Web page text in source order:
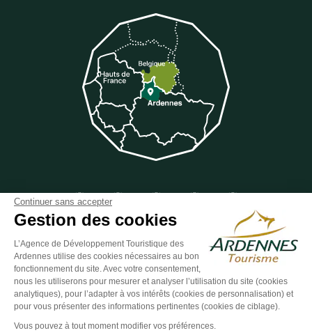
Suivez-nous sur Facebook
ESPACE GROUPES ESPACE PRESSE ESPACE PRO
Plan du site-Politique de confidentialité -Mentions légales -
Éditer mes cookies - Made with byIRIS Interactive
conditions d'utilisation de Google s'appliquent.
Continuer sans accepter
Gestion des cookies
L’Agence de Développement Touristique des
Ardennes utilise des cookies nécessaires au bon
fonctionnement du site. Avec votre consentement,
nous les utiliserons pour mesurer et analyser l’utilisation du site (cookies
analytiques), pour l’adapter à vos intérêts (cookies de personnalisation) et
pour vous présenter des informations pertinentes (cookies de ciblage).
Vous pouvez à tout moment modifier vos préférences.